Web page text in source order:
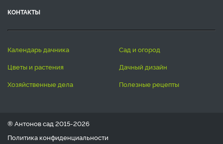
КОНТАКТЫ
календарь дачника
сад и огород
цветы и растения
дачный дизайн
хозяйственные дела
полезные рецепты
® Антонов сад 2015-2026
Политика конфиденциальности